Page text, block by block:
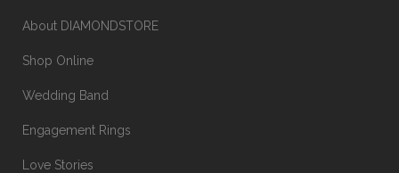
About DIAMONDSTORE
Shop Online
Wedding Band
Engagement Rings
Love Stories